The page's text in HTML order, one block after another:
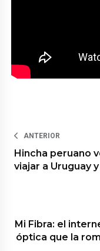
ANTERIOR
Hincha peruano
viajar a Uruguay
Mi Fibra: el
óptica que la